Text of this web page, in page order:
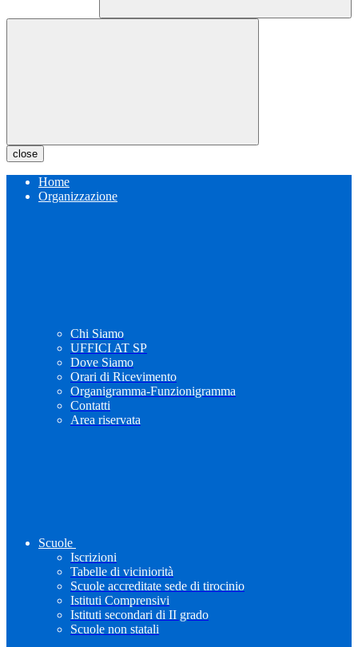
close
Home
Organizzazione
Chi Siamo
UFFICI AT SP
Dove Siamo
Orari di Ricevimento
Organigramma-Funzionigramma
Contatti
Area riservata
Scuole
Iscrizioni
Tabelle di viciniorità
Scuole accreditate sede di tirocinio
Istituti Comprensivi
Istituti secondari di II grado
Scuole non statali